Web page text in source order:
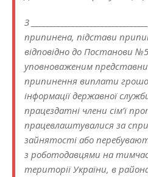
З
припинена, підстави
відповідно до Постанови
уповноваженим
припинення виплати
інформації державної
працездатні члени сім’ї
працевлаштувалися за
зайнятості або
з роботодавцями на
території України, в